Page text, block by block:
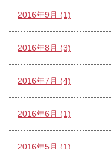
2016年9月 (1)
2016年8月 (3)
2016年7月 (4)
2016年6月 (1)
2016年5月 (1)